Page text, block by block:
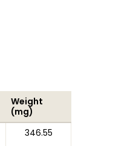
Weight
(mg)
346.55